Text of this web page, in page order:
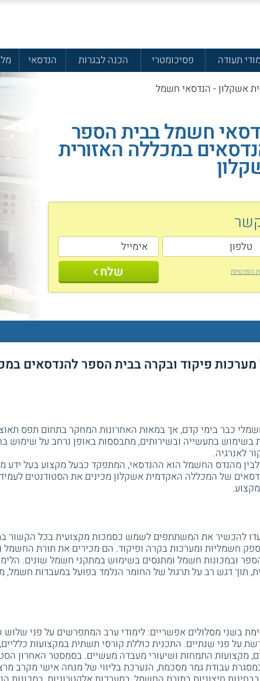
תעודה פסיכומטרי הכנה לבגרות הנדסאי
אשקלון - הנדסאי חשמל
חשמל בבית הספר
במכללה האזורית
הפרטיות שלח
פיקוד ובקרה בבית הספר להנדסאים
כבר בימי קדם, אך במאות האחרונות המחקר בתחום תפס
בשימוש בתעשייה ובשירותים, מתבססות באופן נרחב על שימוש
לאנרגיה.
מהנדס החשמל הוא ההנדסאי, המתפקד כבעל מקצוע בעל ידע
של המכללה האקדמית אשקלון מכינים את הסטודנטים
להכשיר את המשתתפים לשמש כסמכות מקצועית בכל הקשור
חשמליות ומערכות בקרה ופיקוד. הם מכירים את תורת החשמל
ובמכונות חשמל ומתנסים בשימוש במתקני חשמל שונים.
תוך דגש רב על תרגול של החומר הנלמד בפועל במעבדות חשמל,
בשני מסלולים אפשריים: לימודי ערב המתפרשים על פני שלוש
על פני שנתיים. התכנית כוללת קורסי תשתית במקצועות
מקצועות התמחות ושיעורי מעבדה מעשיים. בסמסטר האחרון
עבודת גמר מסכמת, הנערכת בליווי של מנחה אישי מקרב